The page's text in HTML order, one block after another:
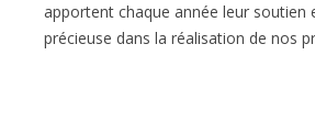
apportent chaque année leur soutien
précieuse dans la réalisation de nos